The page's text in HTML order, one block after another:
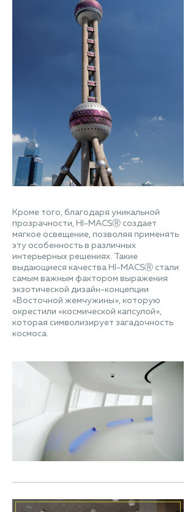
Кроме того, благодаря уникальной
прозрачности, HI-MACSⓇ создает
мягкое освещение, позволяя применять
эту особенность в различных
интерьерных решениях. Такие
выдающиеся качества HI-MACSⓇ стали
самым важным фактором выражения
экзотической дизайн-концепции
«Восточной жемчужины», которую
окрестили «космической капсулой»,
которая символизирует загадочность
космоса.